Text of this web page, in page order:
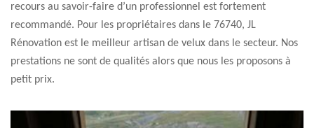
recours au savoir-faire d’un professionnel est fortement
recommandé. Pour les propriétaires dans le 76740, JL
Rénovation est le meilleur artisan de velux dans le secteur. Nos
prestations ne sont de qualités alors que nous les proposons à
petit prix.